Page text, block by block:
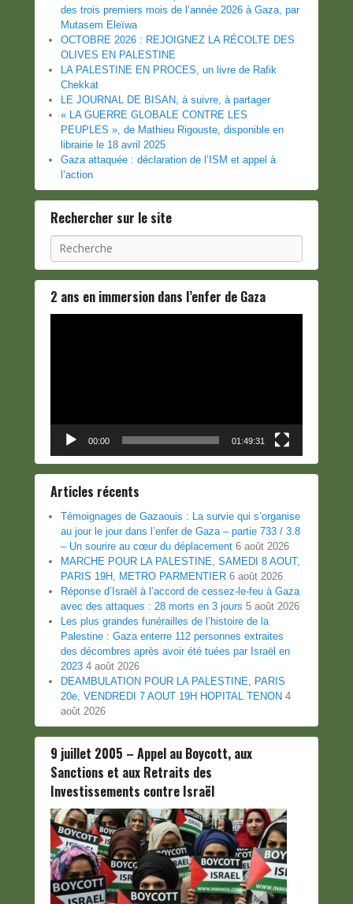
des trois premiers mois de l’année 2026 à Gaza, par
Mutasem Eleïwa
OCTOBRE 2026 : REJOIGNEZ LA RÉCOLTE DES
OLIVES EN PALESTINE
LA PALESTINE EN PROCES, un livre de Rafik
Chekkat
LE JOURNAL DE BISAN, à suivre, à partager
« LA GUERRE GLOBALE CONTRE LES
PEUPLES », de Mathieu Rigouste, disponible en
librairie le 18 avril 2025
Gaza attaquée : déclaration de l’ISM et appel à
l’action
Rechercher sur le site
Recherche
2 ans en immersion dans l’enfer de Gaza
00:00 01:49:31
Articles récents
Témoignages de Gazaouis : La survie qui s’organise
au jour le jour dans l’enfer de Gaza – partie 733 / 3.8
– Un sourire au cœur du déplacement 6 août 2026
MARCHE POUR LA PALESTINE, SAMEDI 8 AOUT,
PARIS 19H, METRO PARMENTIER 6 août 2026
Réponse d’Israël à l’accord de cessez-le-feu à Gaza
avec des attaques : 28 morts en 3 jours 5 août 2026
Les plus grandes funérailles de l’histoire de la
Palestine : Gaza enterre 112 personnes extraites
des décombres après avoir été tuées par Israël en
2023 4 août 2026
DEAMBULATION POUR LA PALESTINE, PARIS
20e, VENDREDI 7 AOUT 19H HOPITAL TENON 4
août 2026
9 juillet 2005 – Appel au Boycott, aux
Sanctions et aux Retraits des
Investissements contre Israël